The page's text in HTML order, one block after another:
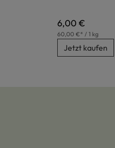
Regulärer Preis:
6,00 €
60,00 €* / 1 kg
Jetzt kaufen